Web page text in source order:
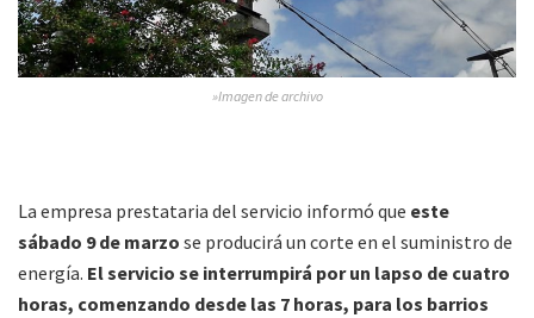
»Imagen de archivo
La empresa prestataria del servicio informó que este
sábado 9 de marzo se producirá un corte en el suministro de
energía. El servicio se interrumpirá por un lapso de cuatro
horas, comenzando desde las 7 horas, para los barrios